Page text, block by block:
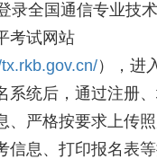
录全国通信专业技
考试网站
），进
系统后，通过注册
、严格按要求上传照
信息、打印报名表